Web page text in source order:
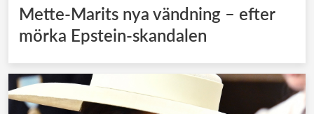
Mette-Marits nya vändning – efter
mörka Epstein-skandalen